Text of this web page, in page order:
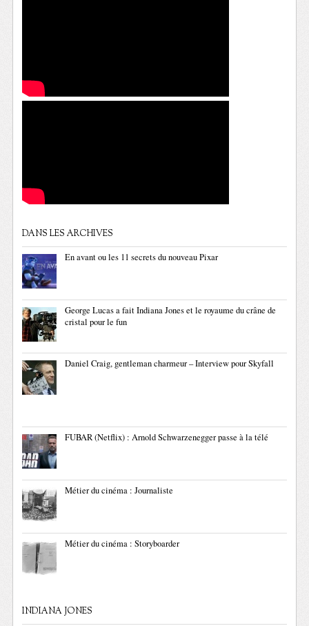
DANS LES ARCHIVES
En avant ou les 11 secrets du nouveau Pixar
George Lucas a fait Indiana Jones et le royaume du crâne de
cristal pour le fun
Daniel Craig, gentleman charmeur – Interview pour Skyfall
FUBAR (Netflix) : Arnold Schwarzenegger passe à la télé
Métier du cinéma : Journaliste
Métier du cinéma : Storyboarder
INDIANA JONES